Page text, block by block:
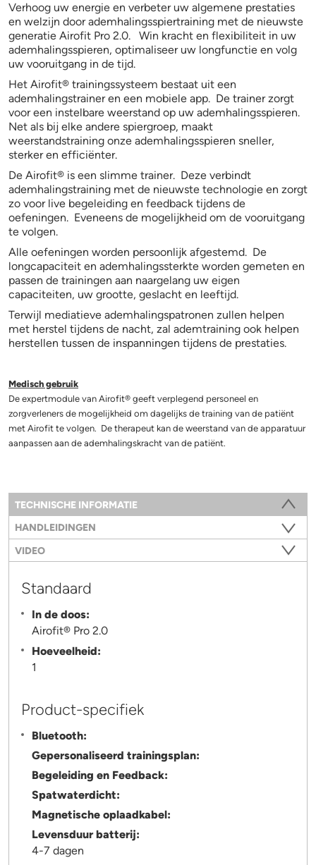
Verhoog uw energie en verbeter uw algemene prestaties
en welzijn door ademhalingsspiertraining met de nieuwste
generatie Airofit Pro 2.0. Win kracht en flexibiliteit in uw
ademhalingsspieren, optimaliseer uw longfunctie en volg
uw vooruitgang in de tijd.
Het Airofit® trainingssysteem bestaat uit een
ademhalingstrainer en een mobiele app. De trainer zorgt
voor een instelbare weerstand op uw ademhalingsspieren.
Net als bij elke andere spiergroep, maakt
weerstandstraining onze ademhalingsspieren sneller,
sterker en efficiënter.
De Airofit® is een slimme trainer. Deze verbindt
ademhalingstraining met de nieuwste technologie en zorgt
zo voor live begeleiding en feedback tijdens de
oefeningen. Eveneens de mogelijkheid om de vooruitgang
te volgen.
Alle oefeningen worden persoonlijk afgestemd. De
longcapaciteit en ademhalingssterkte worden gemeten en
passen de trainingen aan naargelang uw eigen
capaciteiten, uw grootte, geslacht en leeftijd.
Terwijl mediatieve ademhalingspatronen zullen helpen
met herstel tijdens de nacht, zal ademtraining ook helpen
herstellen tussen de inspanningen tijdens de prestaties.
Medisch gebruik
De expertmodule van Airofit® geeft verplegend personeel en
zorgverleners de mogelijkheid om dagelijks de training van de patiënt
met Airofit te volgen. De therapeut kan de weerstand van de apparatuur
aanpassen aan de ademhalingskracht van de patiënt.
Information
TECHNISCHE INFORMATIE
HANDLEIDINGEN
VIDEO
Standaard
In de doos:
Airofit® Pro 2.0
Hoeveelheid:
1
Product-specifiek
Bluetooth:
Gepersonaliseerd trainingsplan:
Begeleiding en Feedback:
Spatwaterdicht:
Magnetische oplaadkabel:
Levensduur batterij:
4-7 dagen